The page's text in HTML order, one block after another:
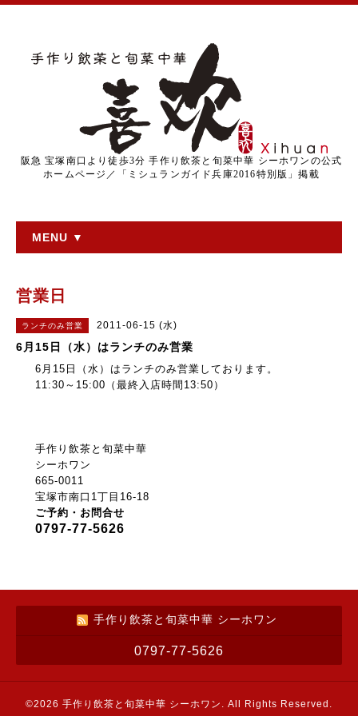
阪急 宝塚南口より徒歩3分 手作り飲茶と旬菜中華 シーホワンの公式
ホームページ／「ミシュランガイド兵庫2016特別版」掲載
MENU ▼
営業日
ランチのみ営業 2011-06-15 (水)
6月15日（水）はランチのみ営業
6月15日（水）はランチのみ営業しております。
11:30～15:00（最終入店時間13:50）
手作り飲茶と旬菜中華
シーホワン
665-0011
宝塚市南口1丁目16-18
ご予約・お問合せ
0797-77-5626
手作り飲茶と旬菜中華 シーホワン
0797-77-5626
©2026 手作り飲茶と旬菜中華 シーホワン . All Rights Reserved.